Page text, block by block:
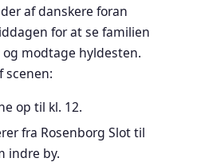
af danskere foran
for at se familien
modtage hyldesten.
scenen:
op til kl. 12.
fra Rosenborg Slot til
indre by.